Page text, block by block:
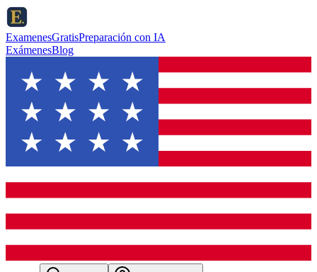
ExamenesGratisPreparación con IA
ExámenesBlog